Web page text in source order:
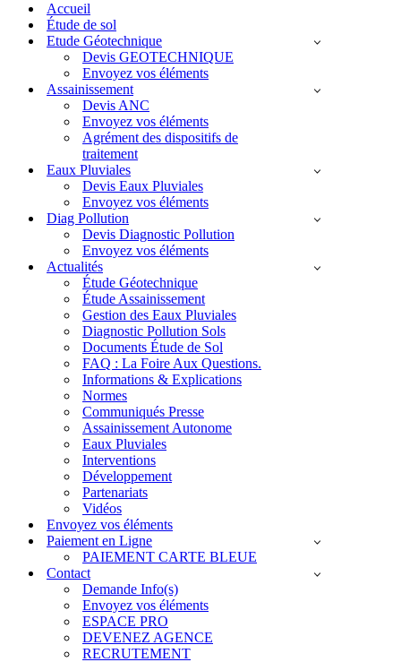
navigationAccueil
Étude de sol
Etude Géotechnique
Devis GEOTECHNIQUE
Envoyez vos éléments
Assainissement
Devis ANC
Envoyez vos éléments
Agrément des dispositifs de
traitement
Eaux Pluviales
Devis Eaux Pluviales
Envoyez vos éléments
Diag Pollution
Devis Diagnostic Pollution
Envoyez vos éléments
Actualités
Étude Géotechnique
Étude Assainissement
Gestion des Eaux Pluviales
Diagnostic Pollution Sols
Documents Étude de Sol
FAQ : La Foire Aux Questions.
Informations & Explications
Normes
Communiqués Presse
Assainissement Autonome
Eaux Pluviales
Interventions
Développement
Partenariats
Vidéos
Envoyez vos éléments
Paiement en Ligne
PAIEMENT CARTE BLEUE
Contact
Demande Info(s)
Envoyez vos éléments
ESPACE PRO
DEVENEZ AGENCE
RECRUTEMENT